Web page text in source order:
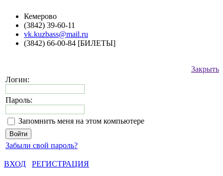
Кемерово
(3842) 39-60-11
vk.kuzbass@mail.ru
(3842) 66-00-84 [БИЛЕТЫ]
Закрыть
Логин:
Пароль:
Запомнить меня на этом компьютере
Забыли свой пароль?
ВХОД
РЕГИСТРАЦИЯ